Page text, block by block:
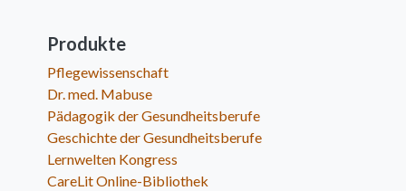
Produkte
Pflegewissenschaft
Dr. med. Mabuse
Pädagogik der Gesundheitsberufe
Geschichte der Gesundheitsberufe
Lernwelten Kongress
CareLit Online-Bibliothek